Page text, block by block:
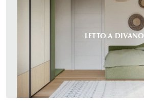
LETTO A DIVANO